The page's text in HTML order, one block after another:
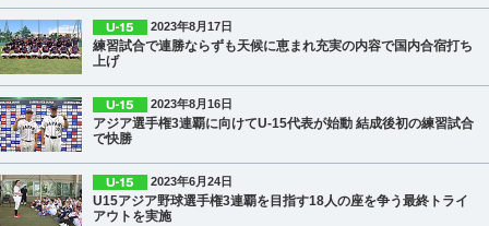
2023年8月17日
練習試合で連勝ならずも天候に恵まれ充実の内容で国内合宿打ち
上げ
2023年8月16日
アジア選手権3連覇に向けてU-15代表が始動 結成後初の練習試合
で快勝
2023年6月24日
U15アジア野球選手権3連覇を目指す18人の座を争う最終トライ
アウトを実施